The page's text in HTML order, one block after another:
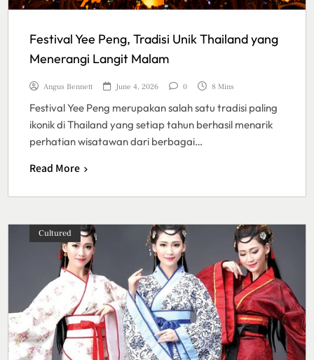
Festival Yee Peng, Tradisi Unik Thailand yang
Menerangi Langit Malam
Angus Bennett June 4, 2026 0 8 Mins
Festival Yee Peng merupakan salah satu tradisi paling
ikonik di Thailand yang setiap tahun berhasil menarik
perhatian wisatawan dari berbagai…
Read More
Cultured